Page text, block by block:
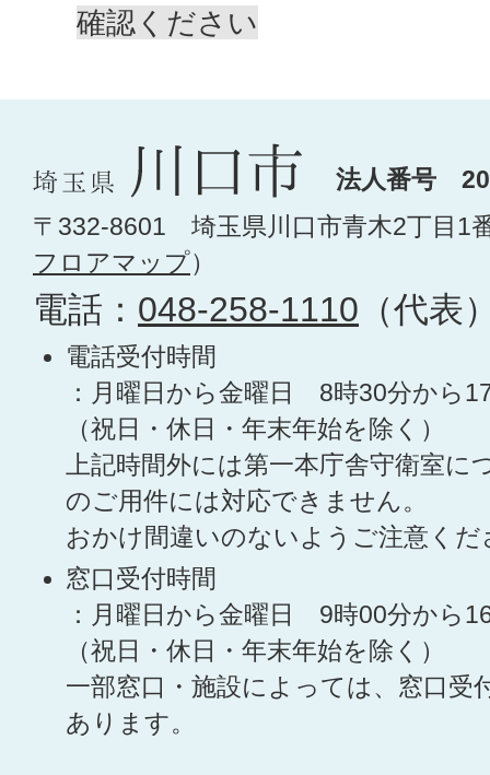
確認ください
法人番号
〒332-8601 埼玉県川口市青木2丁目1
フロアマップ）
電話： 048-258-1110 （代表
電話受付時間
：月曜日から金曜日 8時30分から
（祝日・休日・年末年始を除く）
上記時間外には第一本庁舎守衛室に
のご用件には対応できません。
おかけ間違いのないようご注意くだ
窓口受付時間
：月曜日から金曜日 9時00分から
（祝日・休日・年末年始を除く）
一部窓口・施設によっては、窓口受
あります。